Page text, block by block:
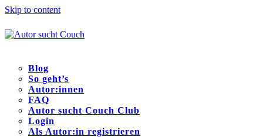
Skip to content
Blog
So geht’s
Autor:innen
FAQ
Autor sucht Couch Club
Login
Als Autor:in registrieren